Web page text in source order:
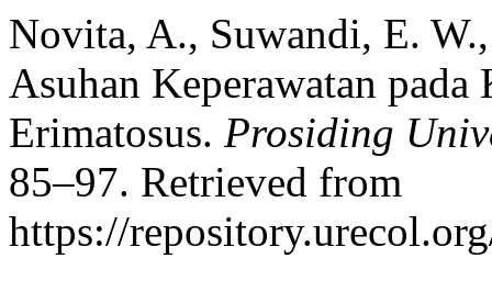
Novita, A., Suwandi, E.
Asuhan Keperawatan
Erimatosus. Prosiding
85–97. Retrieved from
https://